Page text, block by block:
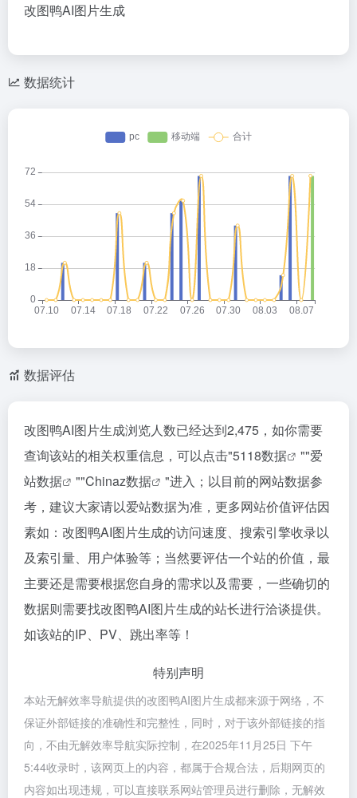
改图鸭AI图片生成
数据统计
数据评估
改图鸭AI图片生成浏览人数已经达到2,475，如你需要
查询该站的相关权重信息，可以点击"5118数据 ""爱
站数据
""Chinaz数据
"进入；以目前的网站数据参
考，建议大家请以爱站数据为准，更多网站价值评估因
素如：改图鸭AI图片生成的访问速度、搜索引擎收录以
及索引量、用户体验等；当然要评估一个站的价值，最
主要还是需要根据您自身的需求以及需要，一些确切的
数据则需要找改图鸭AI图片生成的站长进行洽谈提供。
如该站的IP、PV、跳出率等！
特别声明
本站无解效率导航提供的改图鸭AI图片生成都来源于网络，不
保证外部链接的准确性和完整性，同时，对于该外部链接的指
向，不由无解效率导航实际控制，在2025年11月25日 下午
5:44收录时，该网页上的内容，都属于合规合法，后期网页的
内容如出现违规，可以直接联系网站管理员进行删除，无解效